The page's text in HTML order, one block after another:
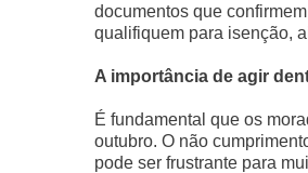
documentos que
qualifiquem para isenção,
A importância de agir
É fundamental que os
outubro. O não
pode ser frustrante para